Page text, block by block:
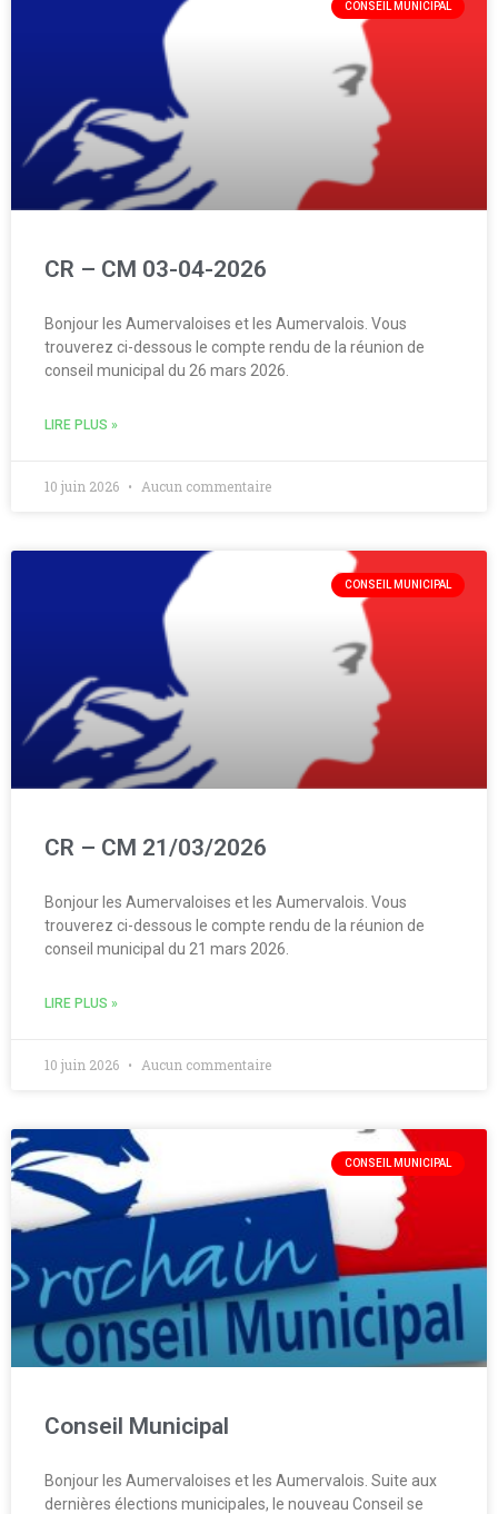
CONSEIL MUNICIPAL
CR – CM 03-04-2026
Bonjour les Aumervaloises et les Aumervalois. Vous
trouverez ci-dessous le compte rendu de la réunion de
conseil municipal du 26 mars 2026.
LIRE PLUS »
10 juin 2026 Aucun commentaire
CONSEIL MUNICIPAL
CR – CM 21/03/2026
Bonjour les Aumervaloises et les Aumervalois. Vous
trouverez ci-dessous le compte rendu de la réunion de
conseil municipal du 21 mars 2026.
LIRE PLUS »
10 juin 2026 Aucun commentaire
CONSEIL MUNICIPAL
Conseil Municipal
Bonjour les Aumervaloises et les Aumervalois. Suite aux
dernières élections municipales, le nouveau Conseil se